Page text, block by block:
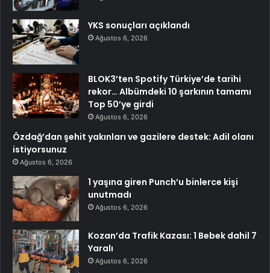
YKS sonuçları açıklandı
Ağustos 6, 2026
BLOK3’ten Spotify Türkiye’de tarihi
rekor… Albümdeki 10 şarkının tamamı
Top 50’ye girdi
Ağustos 6, 2026
Özdağ’dan şehit yakınları ve gazilere destek: Adil olanı
istiyorsunuz
Ağustos 6, 2026
1 yaşına giren Punch’u binlerce kişi
unutmadı
Ağustos 6, 2026
Kozan’da Trafik Kazası: 1 Bebek dahil 7
Yaralı
Ağustos 6, 2026